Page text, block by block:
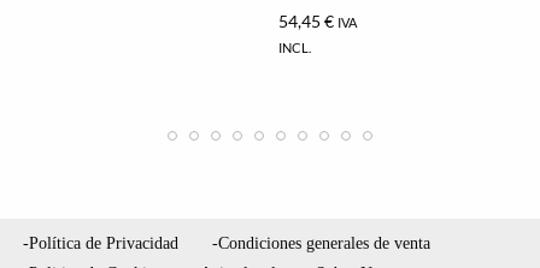
54,45€ IVA
INCL.
-Política de Privacidad
-Condiciones generales de venta